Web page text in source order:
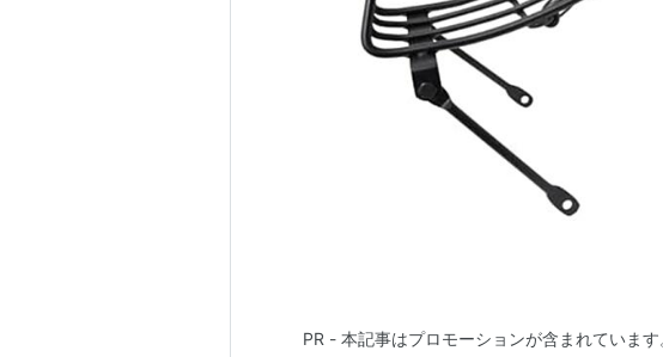
PR - 本記事はプロモーションが含まれていま